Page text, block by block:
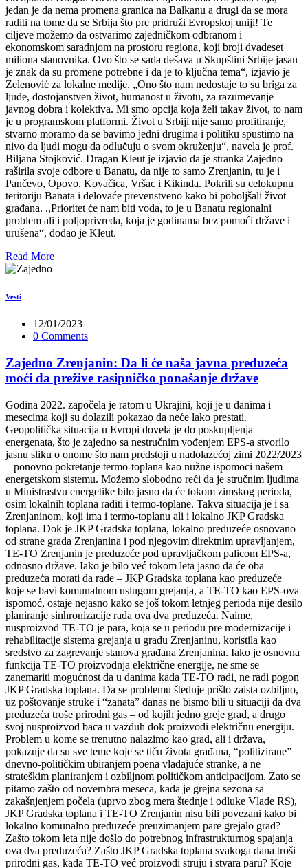
jedan je da nema promena granica na Balkanu a drugi da se mora
raditi na tome da se Srbija što pre pridruži Evropskoj uniji! Te
ciljeve možemo da ostvarimo zajedničkom odbranom i
ekonomskom saradnjom na prostoru regiona, koji broji dvadeset
miliona stanovnika. Ovo što se sada dešava u Skupštini Srbije jasan
je znak da su promene potrebne i da je to ključna tema“, izjavio je
Zelenović za lokalne medije. „Ono što nam nedostaje to su briga za
ljude, dostojanstven život, humanost u životu, za razumevanje
javnog dobra i kolektiva. Mi smo opcija koja želi takav život, to nam
je u programskom platformi. Život u Srbiji nije samo profitiranje,
stvarno moramo da se bavimo jedni drugima i politiku spustimo na
nivo da ljudi mogu da odlučuju o svom okruženju“, navela je prof.
Biljana Stojković. Dragan Kleut je izjavio da je stranka Zajedno
raširila svoje odbore u Banatu, da nije to samo Zrenjanin, tu je i
Pančevo, Opovo, Kovačica, Vršac i Kikinda. Pokrili su celokupnu
teritoriju Banata i delovaće prevenstveno kako bi poboljšali život
građana. ,,Prioritet će nam biti voda, to je u Banatu regionalni
problem ali i poljoprivreda, koja je godinama bez pomoći države i
urušena“, dodao je Kleut.
Read More
Vesti
12/01/2023
0 Comments
Zajedno Zrenjanin: Da li će naša javna preduzeća
moći da prežive rasipničko ponašanje države
Godina 2022. započela je ratom u Ukrajini, koji je u danima i
mesecima koji su dolazili pokazao da neće lako prestati.
Geopolitička situacija u Evropi dovela je do poskupljenja
energenata, što je zajedno sa nestručnim vođenjem EPS-a stvorilo
jasnu sliku o onome što nam predstoji u nadolazećoj zimi 2022/2023
– ponovno pokretanje termo-toplana kao nužne ispomoci našem
energetskom sistemu. Možemo slobodno reći da je stručnim ljudima
u Ministrastvu energetike bilo jasno da će tokom zimskog perioda,
osim lokalnih toplana raditi i termo-toplane. Takva situacija je i sa
Zrenjaninom, koji ima i termo-toplanu ali i lokalno JKP Gradska
toplana. Dok je JKP Gradska toplana, lokalno preduzeće osnovano
od strane grada Zrenjanina i pod njegovim direktnim upravljanjem,
TE-TO Zrenjanin je preduzeće pod upravljačkom palicom EPS-a,
odnosno države. Iako je bilo već tokom leta jasno da će oba
preduzeća morati da rade – JKP Gradska toplana kao preduzeće
koje se bavi komunalnom uslugom grejanja, a TE-TO kao EPS-ova
ispomoć, ostaje nejasno kako se još tokom letnjeg perioda nije desilo
planiranje sinhronizacije rada ova dva preduzeća. Naime,
nusproizvod TE-TO je para, koja se u periodu pre modernizacije i
rehabilitacije sistema grejanja u gradu Zrenjaninu, koristila kao
sredstvo za zagrevanje stanova građana Zrenjanina. Iako je osnovna
funkcija TE-TO proizvodnja električne energije, ne sme se
zanemariti mogućnost da u danima kada TE-TO radi, ne radi pogon
JKP Gradska toplana. Da se problemu štednje prišlo zaista ozbiljno,
uz poštovanje struke i “zanata” danas ne bismo bili u situaciji da dva
preduzeća troše prirodni gas – od kojih jedno greje grad, a drugo
svoj nusproizvod baca u vazduh dok proizvodi električnu energiju.
Problem u kome se trenutno nalazimo kao grad, ali i država,
pokazuje da su sve teme koje se tiču života građana, “politizirane”
dnevno-političkim ubiranjem poena vladajuće stranke, a ne
strateškim planiranjem i ozbiljnom političkom anticipacijom. Zato se
pitamo zašto od novembra meseca, kada je grejna sezona sa
zakašnjenjem počela (uprvo zbog mera štednje i odluke Vlade RS),
JKP Gradska toplana i TE-TO Zrenjanin nisu bili povezani kako bi
lokalno komunalno preduzeće preuzimanjem pare grejalo grad?
Zašto tokom leta nije došlo do potrebnog infrastrukturnog spajanja
ova dva preduzeća? Zašto JKP Gradska toplana svakoga dana troši
prirodni gas, kada TE-TO već proizvodi struju i stvara paru? Koje